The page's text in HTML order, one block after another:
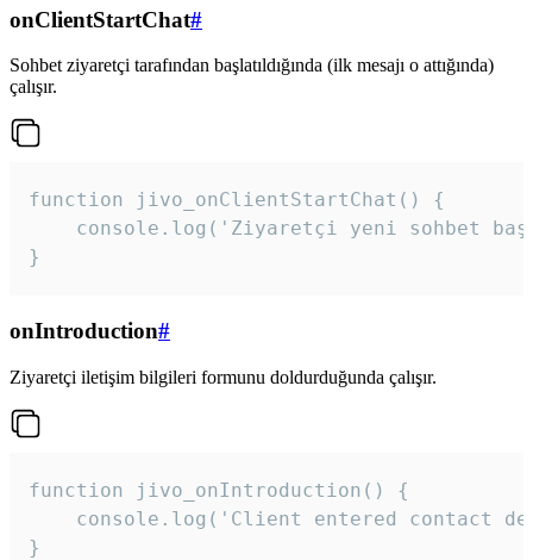
onClientStartChat#
Sohbet ziyaretçi tarafından başlatıldığında (ilk mesajı o attığında)
çalışır.
function jivo_onClientStartChat() {
console.log('Ziyaretçi yeni sohbet
}
onIntroduction#
Ziyaretçi iletişim bilgileri formunu doldurduğunda çalışır.
function jivo_onIntroduction() {
console.log('Client entered contact
}